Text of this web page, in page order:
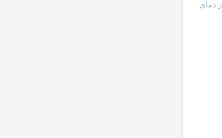
دمای